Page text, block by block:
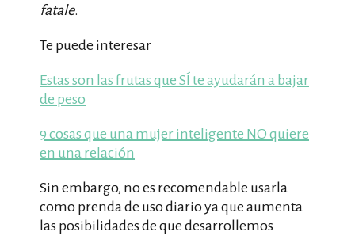
fatale.
Te puede interesar
Estas son las frutas que SÍ te ayudarán a bajar
de peso
9 cosas que una mujer inteligente NO quiere
en una relación
Sin embargo, no es recomendable usarla
como prenda de uso diario ya que aumenta
las posibilidades de que desarrollemos